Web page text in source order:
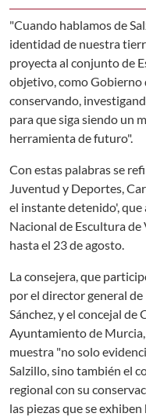
"Cuando hablamos de
identidad de nuestra
proyecta al conjunto de
objetivo, como Gobierno
conservando,
para que siga siendo un
herramienta de futuro".
Con estas palabras se
Juventud y Deportes,
el instante detenido',
Nacional de Escultura
hasta el 23 de agosto.
La consejera, que
por el director general
Sánchez, y el concejal
Ayuntamiento de
muestra "no solo
Salzillo, sino también el
regional con su
las piezas que se